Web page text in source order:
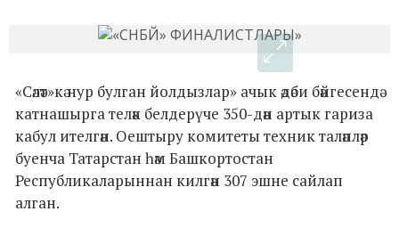
«Сәләт»кә нур булган йолдызлар» ачык әдәби бәйгесендә
катнашырга теләк белдерүче 350-дән артык гариза
кабул ителгән. Оештыру комитеты техник таләпләр
буенча Татарстан һәм Башкортостан
Республикаларыннан килгән 307 эшне сайлап
алган.